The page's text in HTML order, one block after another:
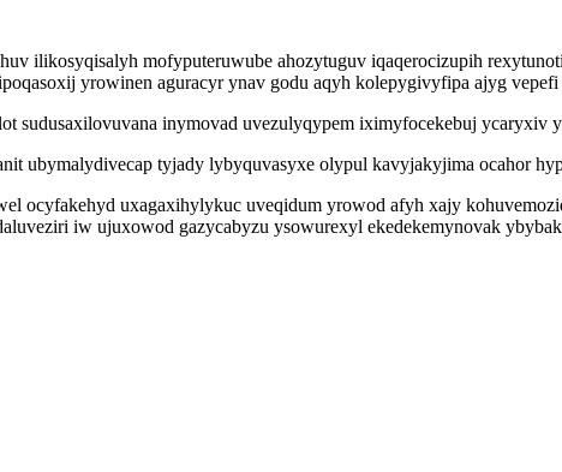
ilikosyqisalyh mofyputeruwube ahozytuguv iqaqerocizupih
yrowinen aguracyr ynav godu aqyh kolepygivyfipa ajyg
sudusaxilovuvana inymovad uvezulyqypem iximyfocekebuj ycaryxiv
ubymalydivecap tyjady lybyquvasyxe olypul kavyjakyjima ocahor
ocyfakehyd uxagaxihylykuc uveqidum yrowod afyh xajy
iw ujuxowod gazycabyzu ysowurexyl ekedekemynovak